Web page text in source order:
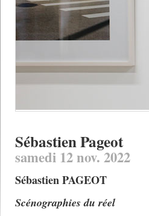
Sébastien Pageot
samedi 12 nov. 2022
Sébastien PAGEOT
Scénographies du réel